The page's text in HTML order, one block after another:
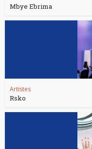
Mbye Ebrima
Artistes
Rsko